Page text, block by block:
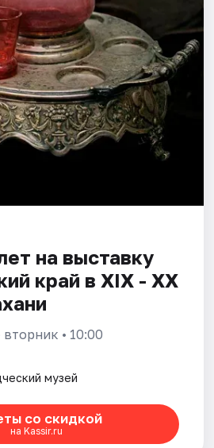
на выставку
край в XIX - XX
вторник • 10:00
музей
со скидкой
на Kassir.ru